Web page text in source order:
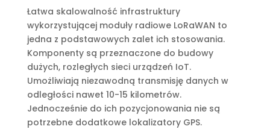
Łatwa skalowalność infrastruktury
wykorzystującej moduły radiowe LoRaWAN to
jedna z podstawowych zalet ich stosowania.
Komponenty są przeznaczone do budowy
dużych, rozległych sieci urządzeń IoT.
Umożliwiają niezawodną transmisję danych w
odległości nawet 10-15 kilometrów.
Jednocześnie do ich pozycjonowania nie są
potrzebne dodatkowe lokalizatory GPS.